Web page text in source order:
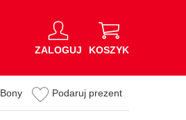
ZALOGUJ KOSZYK
Bony Podaruj prezent